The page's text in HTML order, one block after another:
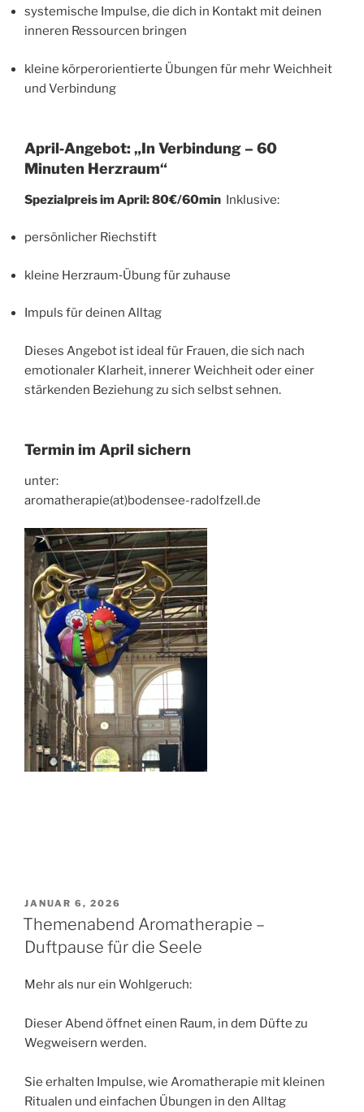
systemische Impulse, die dich in Kontakt mit deinen
inneren Ressourcen bringen
kleine körperorientierte Übungen für mehr Weichheit
und Verbindung
April‑Angebot: „In Verbindung – 60
Minuten Herzraum“
Spezialpreis im April: 80€/60min Inklusive:
persönlicher Riechstift
kleine Herzraum‑Übung für zuhause
Impuls für deinen Alltag
Dieses Angebot ist ideal für Frauen, die sich nach
emotionaler Klarheit, innerer Weichheit oder einer
stärkenden Beziehung zu sich selbst sehnen.
Termin im April sichern
unter:
aromatherapie(at)bodensee-radolfzell.de
VERÖFFENTLICHT
AM
JANUAR 6, 2026
Themenabend Aromatherapie –
Duftpause für die Seele
Mehr als nur ein Wohlgeruch:
Dieser Abend öffnet einen Raum, in dem Düfte zu
Wegweisern werden.
Sie erhalten Impulse, wie Aromatherapie mit kleinen
Ritualen und einfachen Übungen in den Alltag